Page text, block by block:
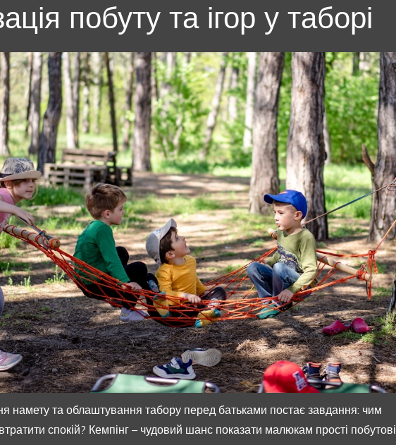
побуту та ігор у таборі
намету та облаштування табору перед батьками постає завдання: чим
спокій? Кемпінг – чудовий шанс показати малюкам прості побутові